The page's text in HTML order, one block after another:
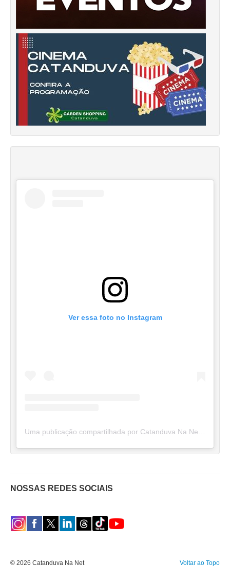
Ver essa foto no Instagram
NOSSAS REDES SOCIAIS
Voltar ao Topo
© 2026 Catanduva Na Net